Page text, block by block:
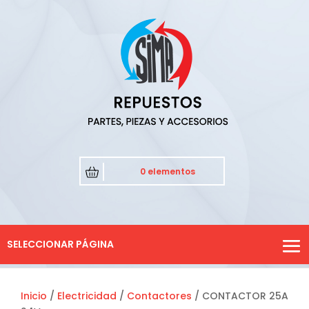
0 elementos
SELECCIONAR PÁGINA
Inicio / Electricidad / Contactores / CONTACTOR 25A